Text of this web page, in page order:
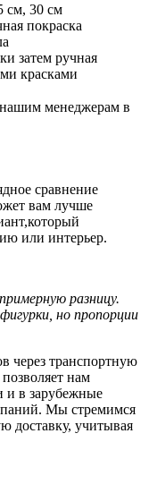
см, 30 см
покраска
затем ручная
красками
менеджерам в
сравнение
вам лучше
или интерьер.
разницу.
но пропорции
через транспортную
нам
и в зарубежные
Мы стремимся
доставку, учитывая